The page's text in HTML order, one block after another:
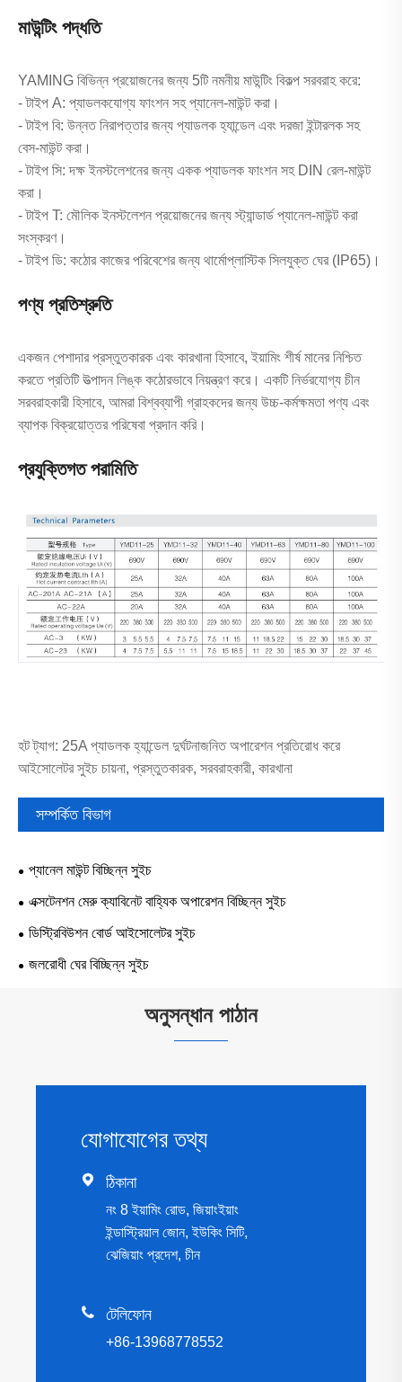
মাউন্টিং পদ্ধতি
YAMING বিভিন্ন প্রয়োজনের জন্য 5টি নমনীয় মাউন্টিং বিকল্প সরবরাহ করে:
- টাইপ A: প্যাডলকযোগ্য ফাংশন সহ প্যানেল-মাউন্ট করা।
- টাইপ বি: উন্নত নিরাপত্তার জন্য প্যাডলক হ্যান্ডেল এবং দরজা ইন্টারলক সহ
বেস-মাউন্ট করা।
- টাইপ সি: দক্ষ ইনস্টলেশনের জন্য একক প্যাডলক ফাংশন সহ DIN রেল-মাউন্ট
করা।
- টাইপ T: মৌলিক ইনস্টলেশন প্রয়োজনের জন্য স্ট্যান্ডার্ড প্যানেল-মাউন্ট করা
সংস্করণ।
- টাইপ ডি: কঠোর কাজের পরিবেশের জন্য থার্মোপ্লাস্টিক সিলযুক্ত ঘের (IP65)।
পণ্য প্রতিশ্রুতি
একজন পেশাদার প্রস্তুতকারক এবং কারখানা হিসাবে, ইয়ামিং শীর্ষ মানের নিশ্চিত
করতে প্রতিটি উত্পাদন লিঙ্ক কঠোরভাবে নিয়ন্ত্রণ করে। একটি নির্ভরযোগ্য চীন
সরবরাহকারী হিসাবে, আমরা বিশ্বব্যাপী গ্রাহকদের জন্য উচ্চ-কর্মক্ষমতা পণ্য এবং
ব্যাপক বিক্রয়োত্তর পরিষেবা প্রদান করি।
প্রযুক্তিগত পরামিতি
হট ট্যাগ: 25A প্যাডলক হ্যান্ডেল দুর্ঘটনাজনিত অপারেশন প্রতিরোধ করে
আইসোলেটর সুইচ চায়না, প্রস্তুতকারক, সরবরাহকারী, কারখানা
সম্পর্কিত বিভাগ
প্যানেল মাউন্ট বিচ্ছিন্ন সুইচ
এক্সটেনশন মেরু ক্যাবিনেট বাহ্যিক অপারেশন বিচ্ছিন্ন সুইচ
ডিস্ট্রিবিউশন বোর্ড আইসোলেটর সুইচ
জলরোধী ঘের বিচ্ছিন্ন সুইচ
অনুসন্ধান পাঠান
যোগাযোগের তথ্য
 ঠিকানা
নং 8 ইয়ামিং রোড, জিয়াংইয়াং
ইন্ডাস্ট্রিয়াল জোন, ইউকিং সিটি,
ঝেজিয়াং প্রদেশ, চীন
 টেলিফোন
+86-13968778552